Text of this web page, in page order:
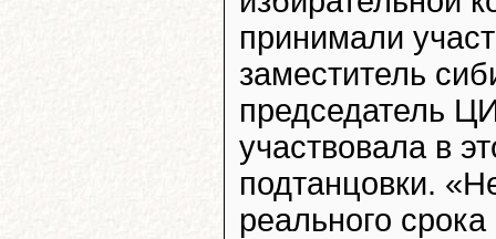
принимали
заместитель
председатель
участвовала в
подтанцовки.
реального